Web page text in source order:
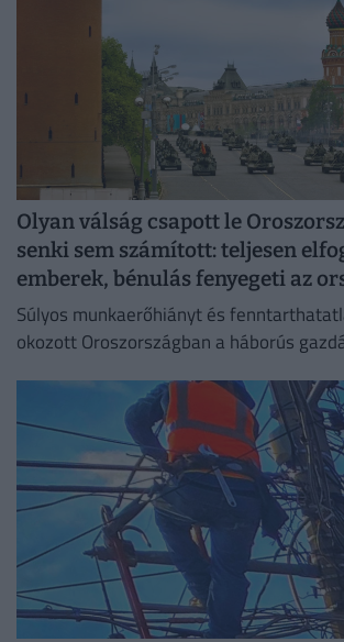
Olyan válság csapott le
senki sem számított: teljesen
emberek, bénulás fenyegeti az
Súlyos munkaerőhiányt és
okozott Oroszországban a háborús